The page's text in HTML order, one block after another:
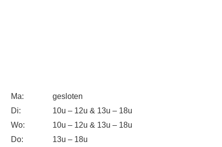
Ma:
gesloten
Di:
10u – 12u & 13u – 18u
Wo:
10u – 12u & 13u – 18u
Do:
13u – 18u